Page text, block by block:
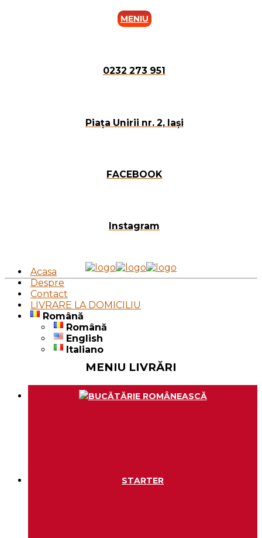
MENIU
0232 273 951
Piața Unirii nr. 2, Iași
FACEBOOK
Instagram
Acasa
Despre
Contact
LIVRARE LA DOMICILIU
Română
Română
English
Italiano
MENIU LIVRĂRI
BUCĂTĂRIE ROMÂNEASCĂ
STARTER